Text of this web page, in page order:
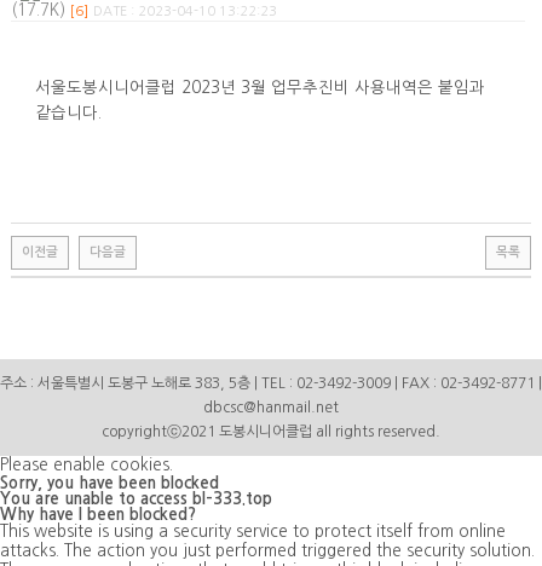
갤러리
(17.7K)
[6] DATE : 2023-04-10 13:22:23
서울도봉시니어클럽 2023년 3월 업무추진비 사용내역은 붙임과
같습니다.
이전글 다음글 목록
렌
트
순
위
주
소
야
캔
주소 : 서울특별시 도봉구 노해로 383, 5층 | TEL : 02-3492-3009 | FAX : 02-3492-8771 |
dbcsc@hanmail.net
copyrightⓒ2021 도봉시니어클럽 all rights reserved.
Please enable cookies.
Sorry, you have been blocked
You are unable to access bl-333.top
Why have I been blocked?
This website is using a security service to protect itself from online
attacks. The action you just performed triggered the security solution.